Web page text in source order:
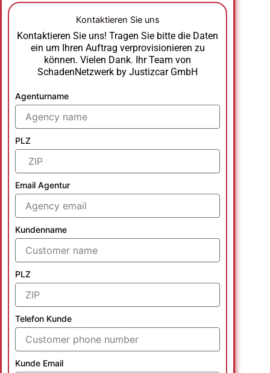
Kontaktieren Sie uns
Kontaktieren Sie uns! Tragen Sie bitte die Daten
ein um Ihren Auftrag verprovisionieren zu
können. Vielen Dank. Ihr Team von
SchadenNetzwerk by Justizcar GmbH
Agenturname
PLZ
Email Agentur
Kundenname
PLZ
Telefon Kunde
Kunde Email